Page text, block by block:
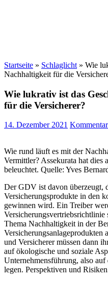
Startseite » Schlaglicht » Wie
Nachhaltigkeit für die
Wie lukrativ ist das
für die Versicherer?
14. Dezember 2021
Wie rund läuft es mit der
Vermittler? Assekurata hat dies
beleuchtet. Quelle: Yves
Der GDV ist davon überzeugt,
Versicherungsprodukte in den
gewinnen wird. Ein Treiber
Thema Nachhaltigkeit in der
und Versicherer müssen dann
auf ökologische und soziale
Unternehmensführung, also
legen. Perspektiven und